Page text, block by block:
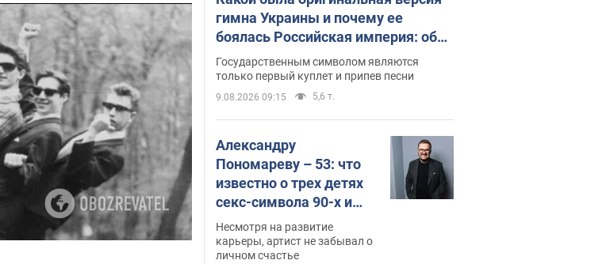
гимна Украины и почему ее
боялась Российская империя: об
этом не рассказывают в школе
Государственным символом являются
только первый куплет и припев песни
9.08.2026 09:15 5,6 т.
Александру
Пономареву – 53: что
известно о трех детях
секс-символа 90-х и
как они выглядят
Несмотря на развитие
карьеры, артист не забывал о
личном счастье